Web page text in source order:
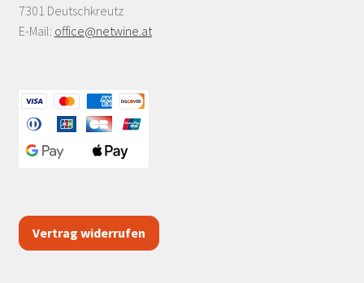
7301 Deutschkreutz
E-Mail: office@netwine.at
Vertrag widerrufen